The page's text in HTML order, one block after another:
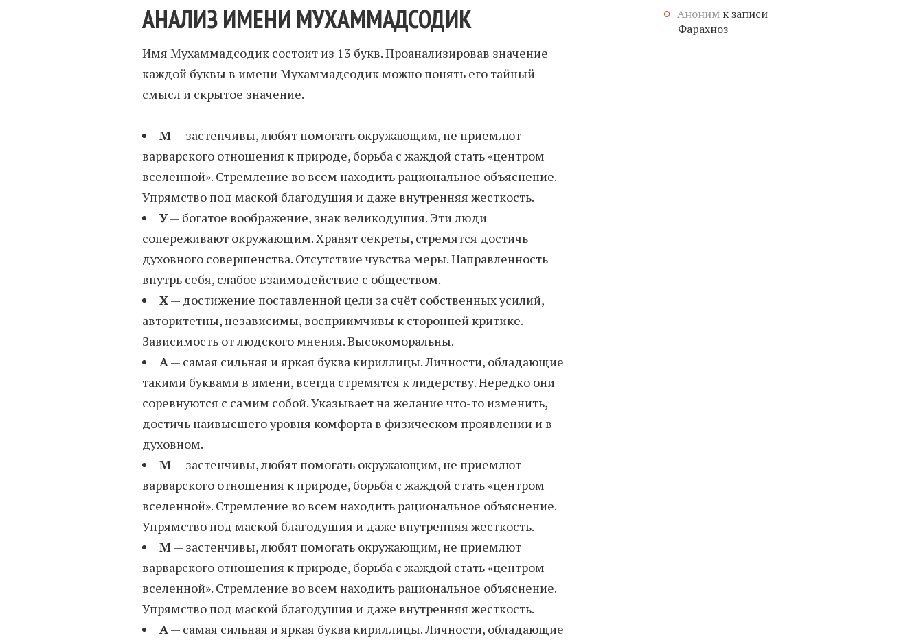
АНАЛИЗ ИМЕНИ МУХАММАДСОДИК
Имя Мухаммадсодик состоит из 13 букв. Проанализировав значение
каждой буквы в имени Мухаммадсодик можно понять его тайный
смысл и скрытое значение.
М— застенчивы, любят помогать окружающим, не приемлют
варварского отношения к природе, борьба с жаждой стать «центром
вселенной». Стремление во всем находить рациональное объяснение.
Упрямство под маской благодушия и даже внутренняя жесткость.
У— богатое воображение, знак великодушия. Эти люди
сопереживают окружающим. Хранят секреты, стремятся достичь
духовного совершенства. Отсутствие чувства меры. Направленность
внутрь себя, слабое взаимодействие с обществом.
Х— достижение поставленной цели за счёт собственных усилий,
авторитетны, независимы, восприимчивы к сторонней критике.
Зависимость от людского мнения. Высокоморальны.
А — самая сильная и яркая буква кириллицы. Личности, обладающие
такими буквами в имени, всегда стремятся к лидерству. Нередко они
соревнуются с самим собой. Указывает на желание что-то изменить,
достичь наивысшего уровня комфорта в физическом проявлении и в
духовном.
М— застенчивы, любят помогать окружающим, не приемлют
варварского отношения к природе, борьба с жаждой стать «центром
вселенной». Стремление во всем находить рациональное объяснение.
Упрямство под маской благодушия и даже внутренняя жесткость.
М— застенчивы, любят помогать окружающим, не приемлют
варварского отношения к природе, борьба с жаждой стать «центром
вселенной». Стремление во всем находить рациональное объяснение.
Упрямство под маской благодушия и даже внутренняя жесткость.
А — самая сильная и яркая буква кириллицы. Личности, обладающие
Аноним к записи
Фарахноз